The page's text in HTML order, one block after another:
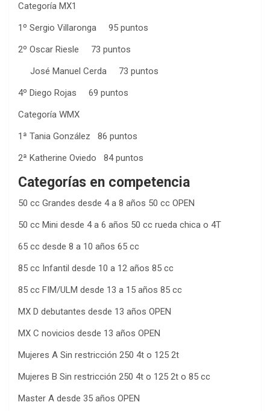
Categoría MX1
1º Sergio Villaronga 95 puntos
2º Oscar Riesle 73 puntos
José Manuel Cerda 73 puntos
4º Diego Rojas 69 puntos
Categoría WMX
1ª Tania González 86 puntos
2ª Katherine Oviedo 84 puntos
Categorías en competencia
50 cc Grandes desde 4 a 8 años 50 cc OPEN
50 cc Mini desde 4 a 6 años 50 cc rueda chica o 4T
65 cc desde 8 a 10 años 65 cc
85 cc Infantil desde 10 a 12 años 85 cc
85 cc FIM/ULM desde 13 a 15 años 85 cc
MX D debutantes desde 13 años OPEN
MX C novicios desde 13 años OPEN
Mujeres A Sin restricción 250 4t o 125 2t
Mujeres B Sin restricción 250 4t o 125 2t o 85 cc
Master A desde 35 años OPEN